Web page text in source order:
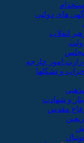
استخدام
آگهی های دولتی
انقلاب
امور خارجه
احزاب و تشکلها
ایثار و شهادت
مقدس
اربعین